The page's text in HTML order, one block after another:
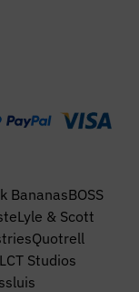
BananasBOSS
Lyle & Scott
Quotrell
Studios